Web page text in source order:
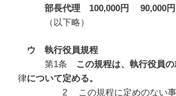
部長代理 100,000円 90,000
（以下略）
ウ 執行役員規程
第1条 この規程は、執行役員
律について定める。
2 この規程に定めのない事項